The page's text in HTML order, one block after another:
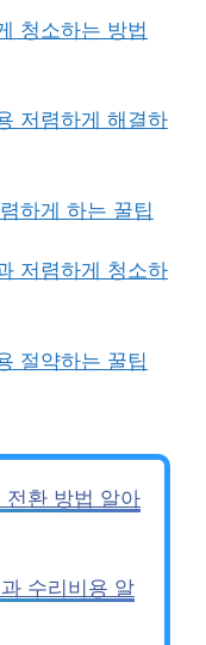
청소하는 방법
저렴하게 해결하
하게 하는 꿀팁
저렴하게 청소하
절약하는 꿀팁
전환 방법 알아
수리비용 알